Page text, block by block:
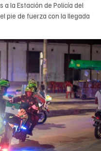
la Estación de Policía del
pie de fuerza con la llegada